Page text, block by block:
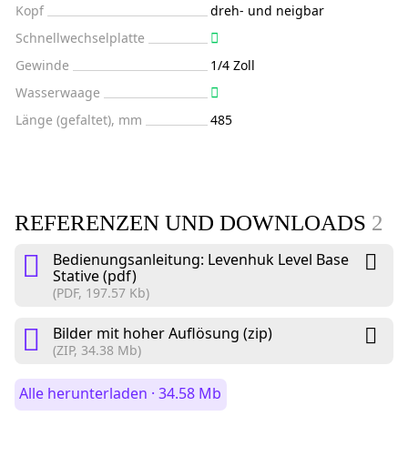
Kopf
dreh- und neigbar
Schnellwechselplatte
Gewinde
1/4 Zoll
Wasserwaage
Länge (gefaltet), mm
485
REFERENZEN UND DOWNLOADS 2
Bedienungsanleitung: Levenhuk Level Base
Stative (pdf)
(PDF, 197.57 Kb)
Bilder mit hoher Auflösung (zip)
(ZIP, 34.38 Mb)
Alle herunterladen · 34.58 Mb